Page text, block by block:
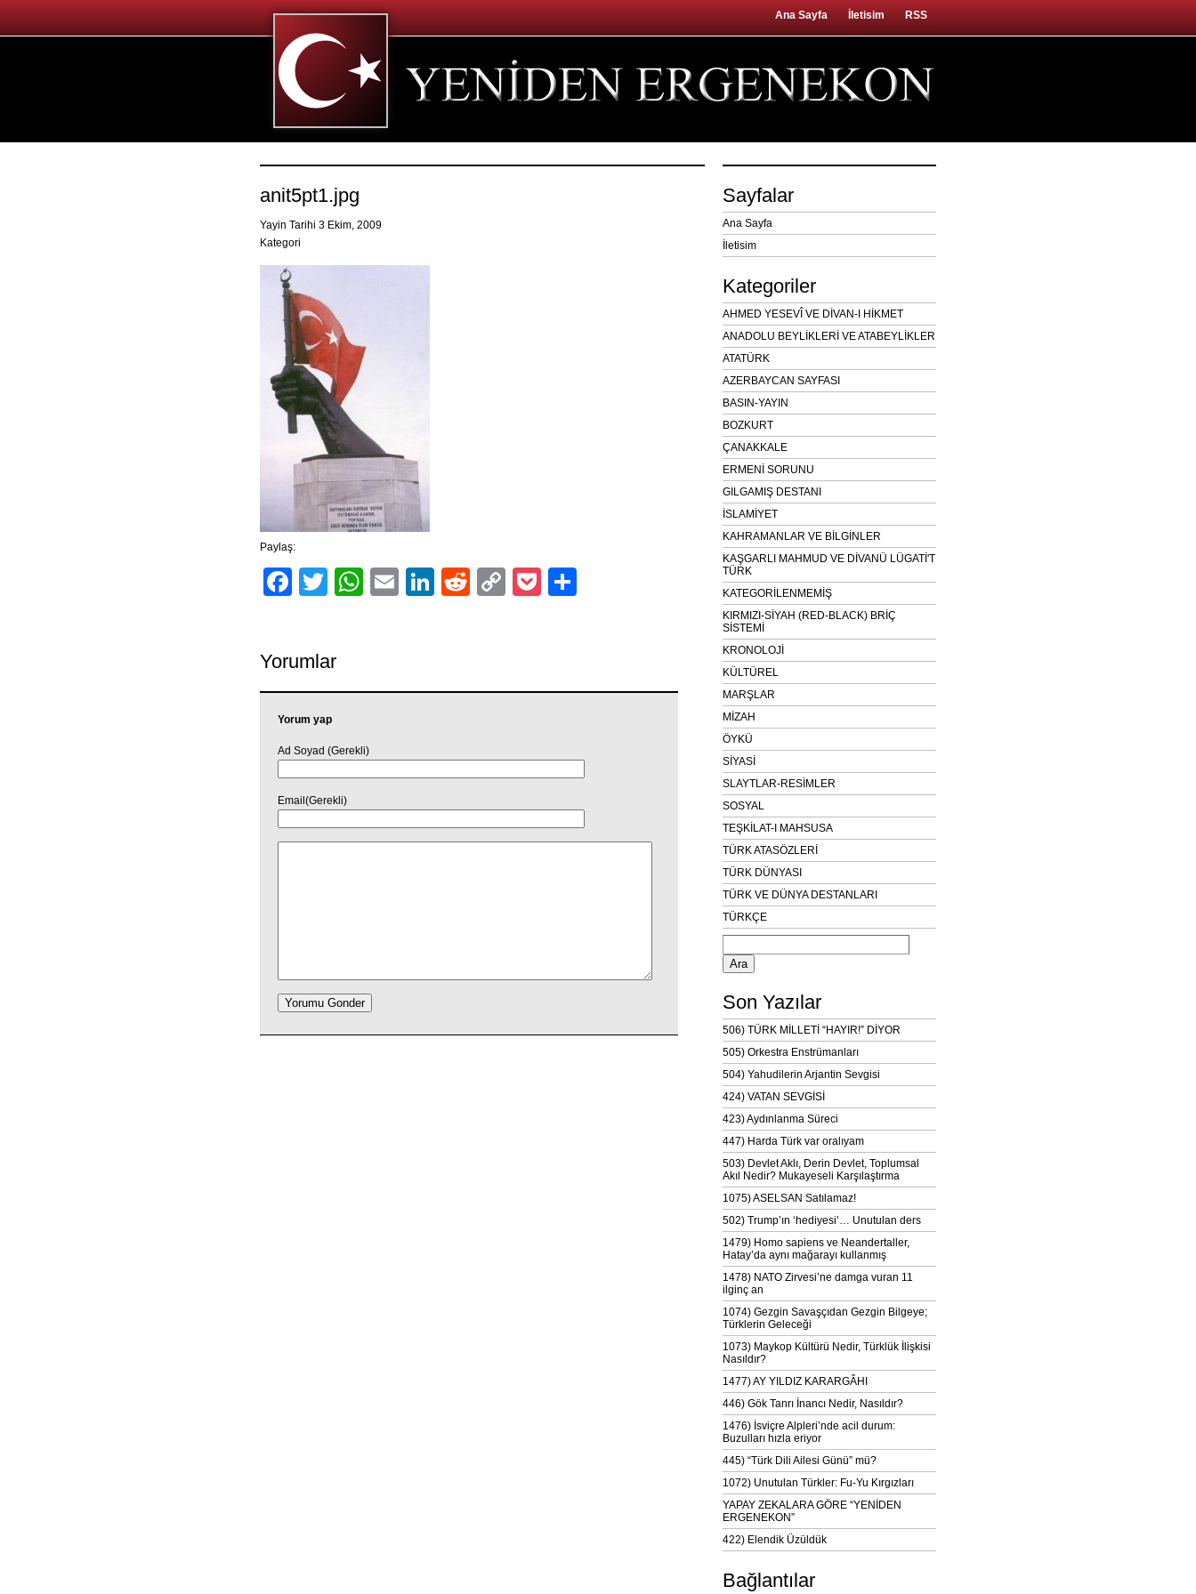
Ana Sayfa İletisim RSS
anit5pt1.jpg
Yayin Tarihi 3 Ekim, 2009
Kategori
Paylaş:
Facebook
TwitterWhatsApp
EmailLinkedIn
RedditCopyPocket
Yorumlar
Yorum yap
Ad Soyad (Gerekli)
Email(Gerekli)
Sayfalar
Ana Sayfa
İletisim
Kategoriler
AHMED YESEVÎ VE DİVAN-I HİKMET
ANADOLU BEYLİKLERİ VE ATABEYLİKLER
ATATÜRK
AZERBAYCAN SAYFASI
BASIN-YAYIN
BOZKURT
ÇANAKKALE
ERMENİ SORUNU
GILGAMIŞ DESTANI
İSLAMİYET
KAHRAMANLAR VE BİLGİNLER
KAŞGARLI MAHMUD VE DİVANÜ LÜGATİ'T
TÜRK
KATEGORİLENMEMİŞ
KIRMIZI-SİYAH (RED-BLACK) BRİÇ
SİSTEMİ
KRONOLOJİ
KÜLTÜREL
MARŞLAR
MİZAH
ÖYKÜ
SİYASİ
SLAYTLAR-RESİMLER
SOSYAL
TEŞKİLAT-I MAHSUSA
TÜRK ATASÖZLERİ
TÜRK DÜNYASI
TÜRK VE DÜNYA DESTANLARI
TÜRKÇE
Arama:
Son Yazılar
506) TÜRK MİLLETİ “HAYIR!” DİYOR
505) Orkestra Enstrümanları
504) Yahudilerin Arjantin Sevgisi
424) VATAN SEVGİSİ
423) Aydınlanma Süreci
447) Harda Türk var oralıyam
503) Devlet Aklı, Derin Devlet, Toplumsal
Akıl Nedir? Mukayeseli Karşılaştırma
1075) ASELSAN Satılamaz!
502) Trump’ın ‘hediyesi’… Unutulan ders
1479) Homo sapiens ve Neandertaller,
Hatay’da aynı mağarayı kullanmış
1478) NATO Zirvesi’ne damga vuran 11
ilginç an
1074) Gezgin Savaşçıdan Gezgin Bilgeye;
Türklerin Geleceği
1073) Maykop Kültürü Nedir, Türklük İlişkisi
Nasıldır?
1477) AY YILDIZ KARARGÂHI
446) Gök Tanrı İnancı Nedir, Nasıldır?
1476) İsviçre Alpleri’nde acil durum:
Buzulları hızla eriyor
445) “Türk Dili Ailesi Günü” mü?
1072) Unutulan Türkler: Fu-Yu Kırgızları
YAPAY ZEKALARA GÖRE “YENİDEN
ERGENEKON”
422) Elendik Üzüldük
Bağlantılar